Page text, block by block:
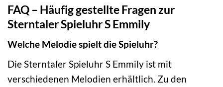
FAQ – Häufig gestellte Fragen zur
Sterntaler Spieluhr S Emmily
Welche Melodie spielt die Spieluhr?
Die Sterntaler Spieluhr S Emmily ist mit
verschiedenen Melodien erhältlich. Zu den